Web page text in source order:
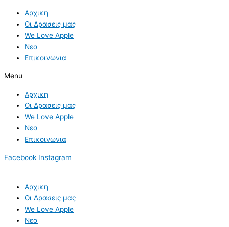
content
Αρχικη
Οι Δρασεις μας
We Love Apple
Νεα
Επικοινωνια
Menu
Αρχικη
Οι Δρασεις μας
We Love Apple
Νεα
Επικοινωνια
Facebook Instagram
Αρχικη
Οι Δρασεις μας
We Love Apple
Νεα